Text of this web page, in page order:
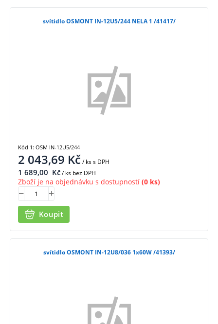
svítidlo OSMONT IN-12U5/244 NELA 1 /41417/
2 043,69 Kč/ kss DPH
1 689,00 Kč/ ks bez DPH
Zboží je na objednávku s dostupností (0 ks)
Koupit
Kód 1: OSM IN-12U5/244
svítidlo OSMONT IN-12U8/036 1x60W /41393/